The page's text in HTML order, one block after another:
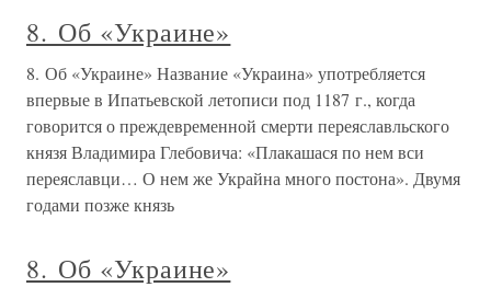
8. Об «Украине»
8. Об «Украине» Название «Украина» употребляется
впервые в Ипатьевской летописи под 1187 г., когда
говорится о преждевременной смерти переяславльского
князя Владимира Глебовича: «Плакашася по нем вси
переяславци… О нем же Украйна много постона». Двумя
годами позже князь
8. Об «Украине»